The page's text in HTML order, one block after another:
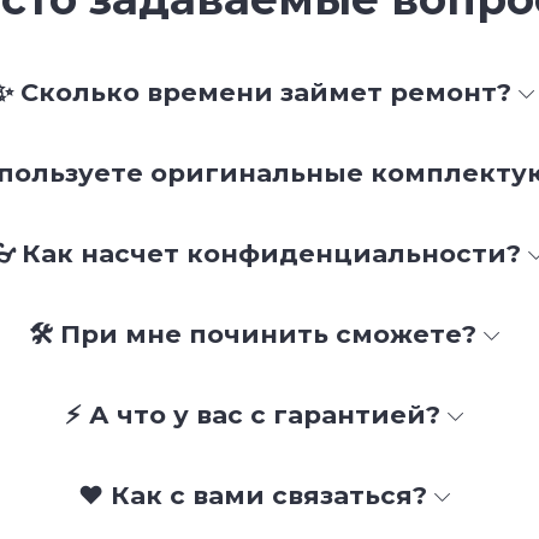
Сколько времени займет ремонт?
оригинальные
Как насчет конфиденциальности?
🛠 При мне починить сможете?
⚡ А что у вас с гарантией?
❤️ Как с вами связаться?